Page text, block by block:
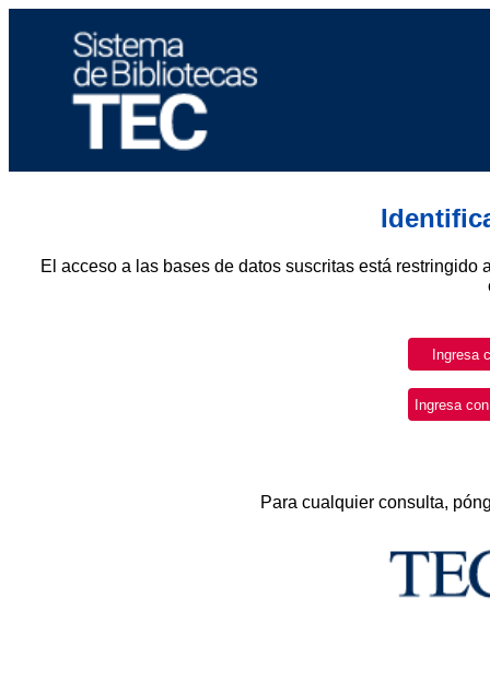
El acceso a las bases de datos suscritas está
Para cualquier consulta,